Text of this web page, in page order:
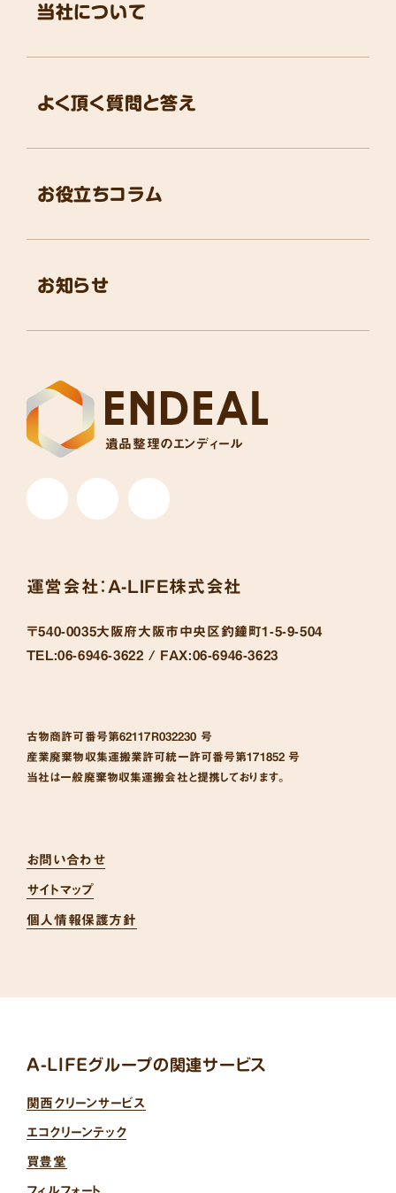
遺品整理のエンディール
お役立ちコラム
よく頂く質問と答え
お知らせ
当社について
運営会社： A-LIFE株式会社
〒540-0035大阪府大阪市中央区釣鐘町1-5-9-504
TEL:06-6946-3622 / FAX:06-6946-3623
古物商許可番号第62117R032230 号
産業廃棄物収集運搬業許可統一許可番号第171852 号
当社は一般廃棄物収集運搬会社と提携しております。
お問い合わせ
サイトマップ
個人情報保護方針
A-LIFEグループの関連サービス
関西クリーンサービス
エコクリーンテック
買豊堂